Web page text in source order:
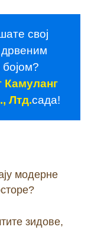
свој
дрвеним
Лтд.сада!
модерне
зидове,